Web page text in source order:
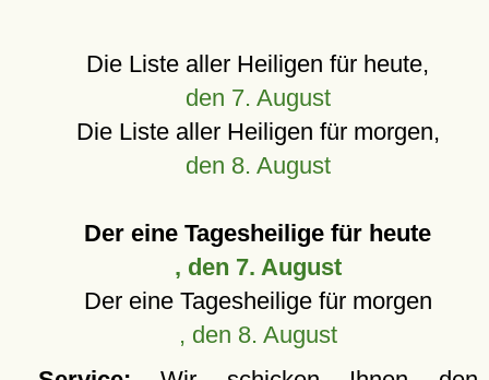
Die Liste aller Heiligen für heute,
den 7. August
Die Liste aller Heiligen für morgen,
den 8. August
Der eine Tagesheilige für heute
, den 7. August
Der eine Tagesheilige für morgen
, den 8. August